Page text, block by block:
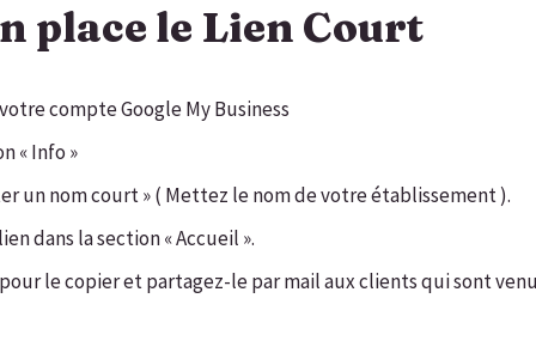
place le Lien Court
compte Google My Business
« Info »
un nom court » ( Mettez le nom de votre établissement ).
dans la section « Accueil ».
le copier et partagez-le par mail aux clients qui sont